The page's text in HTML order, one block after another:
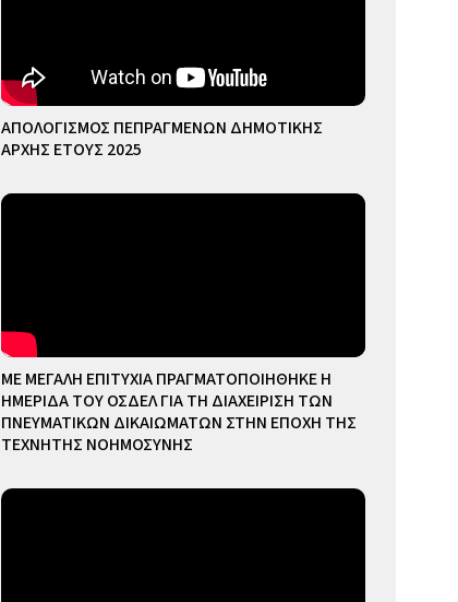
ΑΠΟΛΟΓΙΣΜΟΣ ΠΕΠΡΑΓΜΕΝΩΝ ΔΗΜΟΤΙΚΗΣ
ΑΡΧΗΣ ΕΤΟΥΣ 2025
ΜΕ ΜΕΓΑΛΗ ΕΠΙΤΥΧΙΑ ΠΡΑΓΜΑΤΟΠΟΙΗΘΗΚΕ Η
ΗΜΕΡΙΔΑ ΤΟΥ ΟΣΔΕΛ ΓΙΑ ΤΗ ΔΙΑΧΕΙΡΙΣΗ ΤΩΝ
ΠΝΕΥΜΑΤΙΚΩΝ ΔΙΚΑΙΩΜΑΤΩΝ ΣΤΗΝ ΕΠΟΧΗ ΤΗΣ
ΤΕΧΝΗΤΗΣ ΝΟΗΜΟΣΥΝΗΣ